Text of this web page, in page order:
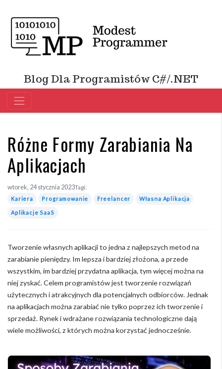
Blog Dla Programistów C#/.NET
Różne Formy Zarabiania Na
Aplikacjach
wtorek, 24 stycznia 2023Tagi:
Kariera Programowanie Freelancer Własna Aplikacja
Aplikacje SaaS
Tworzenie własnych aplikacji to jedna z najlepszych metod na
zarabianie pieniędzy. Im lepsza i bardziej złożona, a przede
wszystkim, im bardziej przydatna aplikacja, tym więcej można na
niej zyskać. Celem programistów jest tworzenie rozwiązań
użytecznych i atrakcyjnych dla potencjalnych odbiorców. Jednak
na aplikacjach można zarabiać nie tylko poprzez ich tworzenie i
sprzedaż. Rynek i wdrażane rozwiązania technologiczne dają
wiele możliwości, z których można korzystać jednocześnie.